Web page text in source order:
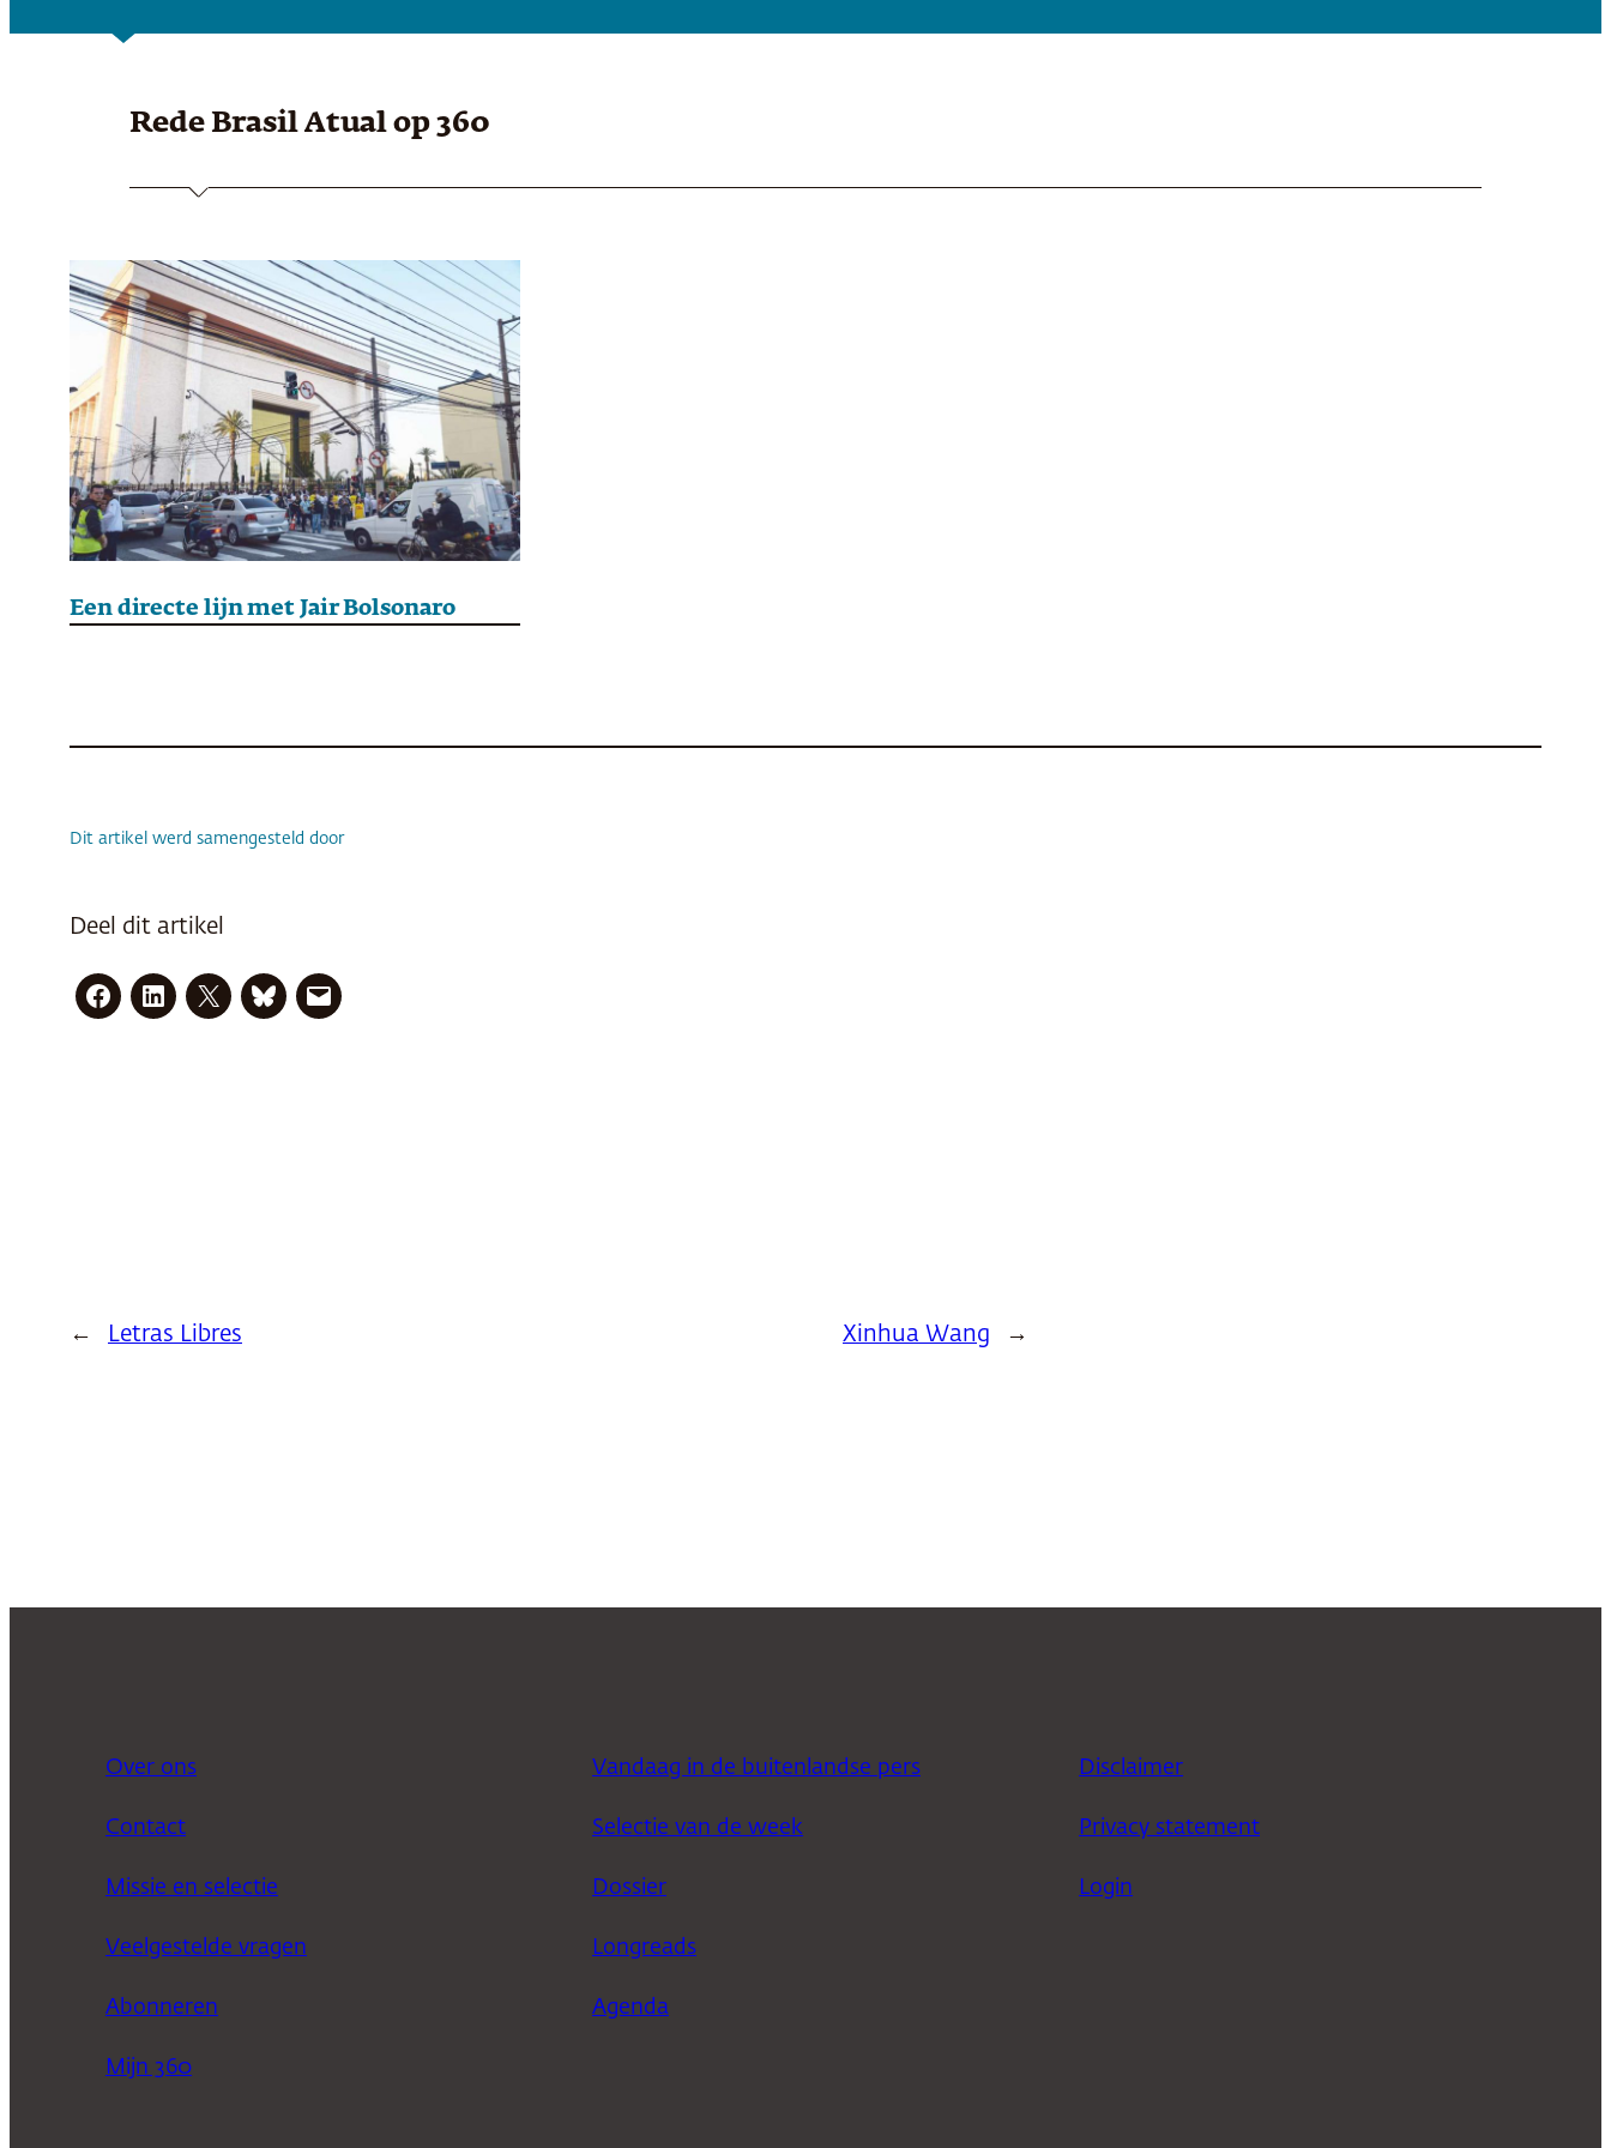
Rede Brasil Atual op 360
Een directe lijn met Jair Bolsonaro
Dit artikel werd samengesteld door
Deel dit artikel
← Letras Libres Xinhua Wang →
Over ons
Contact
Missie en selectie
Veelgestelde vragen
Abonneren
Mijn 360
Vandaag in de buitenlandse pers
Selectie van de week
Dossier
Longreads
Agenda
Disclaimer
Privacy statement
Login